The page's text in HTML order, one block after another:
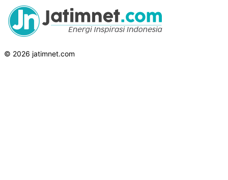
© 2026 jatimnet.com